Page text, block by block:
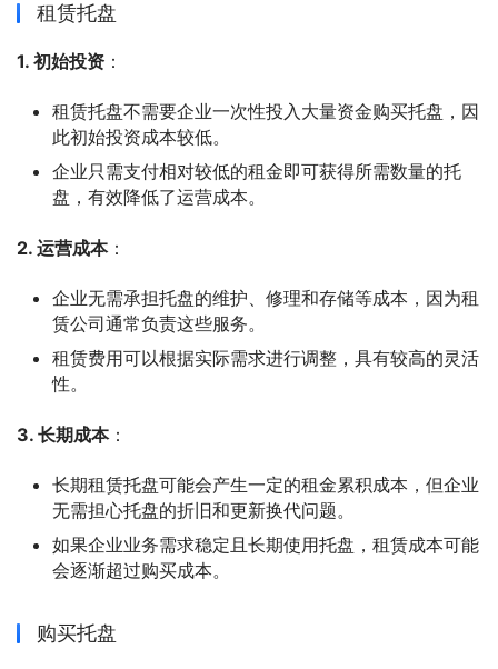
租赁托盘
1. 初始投资 ：
租赁托盘不需要企业一次性投入大量资金购买托盘，因
此初始投资成本较低。
企业只需支付相对较低的租金即可获得所需数量的托
盘，有效降低了运营成本。
2. 运营成本：
企业无需承担托盘的维护、修理和存储等成本，因为租
赁公司通常负责这些服务。
租赁费用可以根据实际需求进行调整，具有较高的灵活
性。
3. 长期成本：
长期租赁托盘可能会产生一定的租金累积成本，但企业
无需担心托盘的折旧和更新换代问题。
如果企业业务需求稳定且长期使用托盘，租赁成本可能
会逐渐超过购买成本。
购买托盘